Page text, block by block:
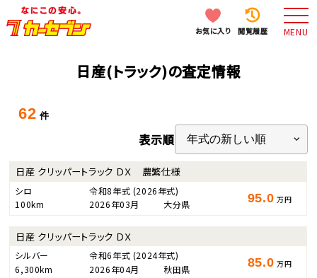
お気に入り 閲覧履歴 MENU
日産(トラック)の査定情報
62 件
表示順
日産 クリッパートラック ＤＸ 農繁仕様
シロ 令和8年式 (2026年式)
100km
2026年03月 大分県 95.0 万円
日産 クリッパートラック ＤＸ
シルバー 令和6年式 (2024年式)
6,300km
2026年04月 秋田県 85.0 万円